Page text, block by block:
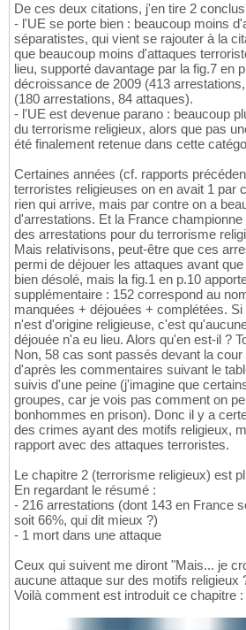
De ces deux citations, j'en tire 2
- l'UE se porte bien : beaucoup moins
séparatistes, qui vient se rajouter à la
que beaucoup moins d'attaques
lieu, supporté davantage par la fig.7 en
décroissance de 2009 (413
(180 arrestations, 84 attaques).
- l'UE est devenue parano : beaucoup
du terrorisme religieux, alors que pas
été finalement retenue dans cette
Certaines années (cf. rapports
terroristes religieuses on en avait 1 par
rien qui arrive, mais par contre on a
d'arrestations. Et la France
des arrestations pour du terrorisme
Mais relativisons, peut-être que ces
permi de déjouer les attaques avant
bien désolé, mais la fig.1 en p.10
supplémentaire : 152 correspond au
manquées + déjouées + complétées.
n'est d'origine religieuse, c'est
déjouée n'a eu lieu. Alors qu'en est-il ?
Non, 58 cas sont passés devant la
d'après les commentaires suivant le
suivis d'une peine (j'imagine que
groupes, car je vois pas comment on
bonhommes en prison). Donc il y a
des crimes ayant des motifs religieux,
rapport avec des attaques terroristes.
Le chapitre 2 (terrorisme religieux) est
En regardant le résumé :
- 216 arrestations (dont 143 en France
soit 66%, qui dit mieux ?)
- 1 mort dans une attaque
Ceux qui suivent me diront "Mais... je
aucune attaque sur des motifs religieux
Voilà comment est introduit ce chapitre :